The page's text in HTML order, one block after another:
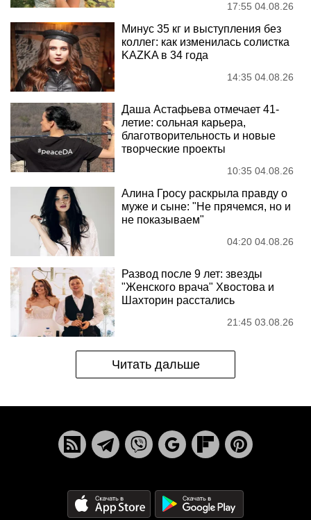
17:55 04.08.26
Минус 35 кг и выступления без
коллег: как изменилась солистка
KAZKA в 34 года
14:35 04.08.26
Даша Астафьева отмечает 41-
летие: сольная карьера,
благотворительность и новые
творческие проекты
10:35 04.08.26
Алина Гросу раскрыла правду о
муже и сыне: "Не прячемся, но и
не показываем"
04:20 04.08.26
Развод после 9 лет: звезды
"Женского врача" Хвостова и
Шахторин расстались
21:45 03.08.26
Читать дальше